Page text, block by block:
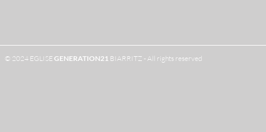
© 2024 EGLISE GENERATION21 BIARRITZ - All rights reserved